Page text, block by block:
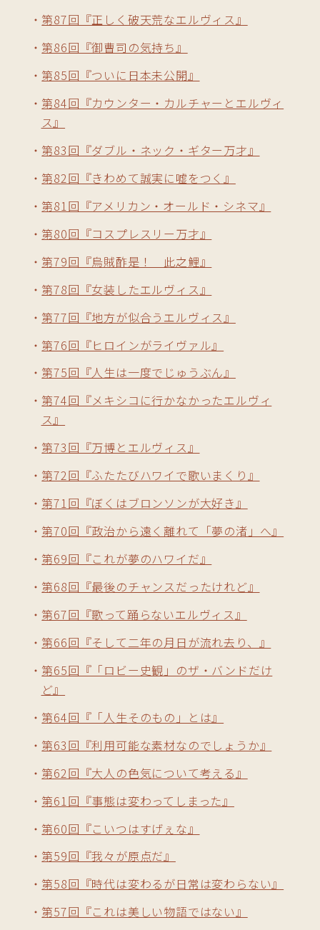
第87回『正しく破天荒なエルヴィス』
第86回『御曹司の気持ち』
第85回『ついに日本未公開』
第84回『カウンター・カルチャーとエルヴィ
ス』
第83回『ダブル・ネック・ギター万才』
第82回『きわめて誠実に嘘をつく』
第81回『アメリカン・オールド・シネマ』
第80回『コスプレスリー万才』
第79回『烏賊酢是！ 此之鯉』
第78回『女装したエルヴィス』
第77回『地方が似合うエルヴィス』
第76回『ヒロインがライヴァル』
第75回『人生は一度でじゅうぶん』
第74回『メキシコに行かなかったエルヴィ
ス』
第73回『万博とエルヴィス』
第72回『ふたたびハワイで歌いまくり』
第71回『ぼくはブロンソンが大好き』
第70回『政治から遠く離れて「夢の渚」へ』
第69回『これが夢のハワイだ』
第68回『最後のチャンスだったけれど』
第67回『歌って踊らないエルヴィス』
第66回『そして二年の月日が流れ去り、』
第65回『「ロビー史観」のザ・バンドだけ
ど』
第64回『「人生そのもの」とは』
第63回『利用可能な素材なのでしょうか』
第62回『大人の色気について考える』
第61回『事態は変わってしまった』
第60回『こいつはすげぇな』
第59回『我々が原点だ』
第58回『時代は変わるが日常は変わらない』
第57回『これは美しい物語ではない』